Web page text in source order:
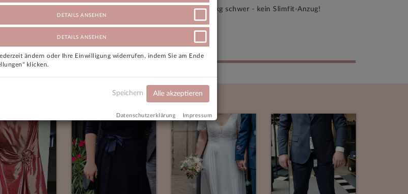
dem Träger angepasst. Der Träger ist 1,82m groß und 95kg schwer - kein Slimfit-Anzug!
DETAILS ANSEHEN
DETAILS ANSEHEN
ändern oder Ihre Einwilligung widerrufen, indem Sie am Ende
klicken.
Speichern Alle akzeptieren
Datenschutzerklärung Impressum